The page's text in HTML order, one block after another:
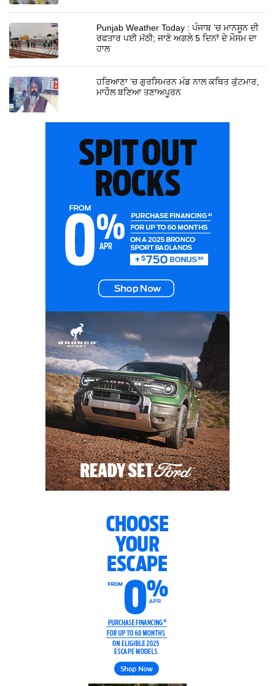
Punjab Weather Today : ਪੰਜਾਬ ’ਚ ਮਾਨਸੂਨ ਦੀ
ਰਫਤਾਰ ਪਈ ਮੱਠੀ; ਜਾਣੋ ਅਗਲੇ 5 ਦਿਨਾਂ ਦੇ ਮੌਸਮ ਦਾ
ਹਾਲ
ਹਰਿਆਣਾ 'ਚ ਗੁਰਸਿਮਰਨ ਮੰਡ ਨਾਲ ਕਥਿਤ ਕੁੱਟਮਾਰ,
ਮਾਹੌਲ ਬਣਿਆ ਤਣਾਅਪੂਰਨ